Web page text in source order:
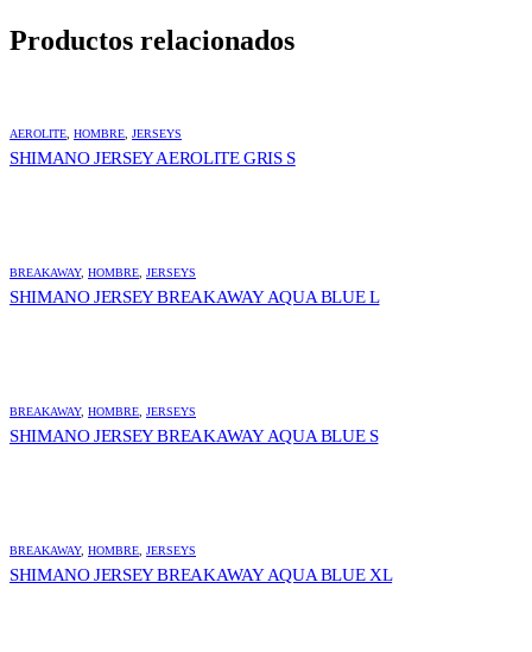
Productos relacionados
AEROLITE HOMBRE JERSEYS
SHIMANO JERSEY AEROLITE GRIS S
BREAKAWAY, HOMBRE JERSEYS
SHIMANO JERSEY BREAKAWAY AQUA BLUE L
BREAKAWAY, HOMBRE JERSEYS
SHIMANO JERSEY BREAKAWAY AQUA BLUE S
BREAKAWAY, HOMBRE JERSEYS
SHIMANO JERSEY BREAKAWAY AQUA BLUE XL